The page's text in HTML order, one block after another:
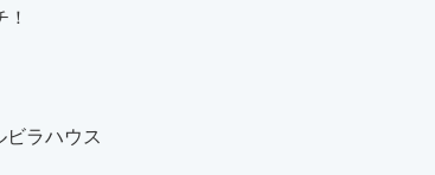
ビラハウス